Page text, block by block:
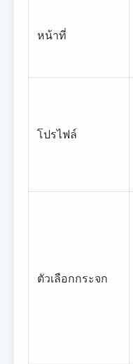
หน้าที่
โปรไฟล์
ตัวเลือกกระจก